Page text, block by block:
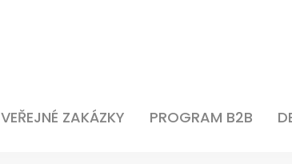
VEŘEJNÉ ZAKÁZKY PROGRAM B2B